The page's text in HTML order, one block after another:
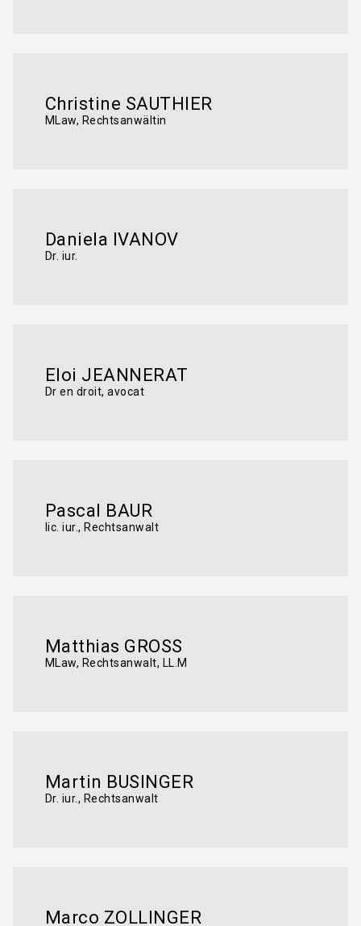
Christine SAUTHIER
MLaw, Rechtsanwältin
Daniela IVANOV
Dr. iur.
Eloi JEANNERAT
Dr en droit, avocat
Pascal BAUR
lic. iur., Rechtsanwalt
Matthias GROSS
MLaw, Rechtsanwalt, LL.M
Martin BUSINGER
Dr. iur., Rechtsanwalt
Marco ZOLLINGER